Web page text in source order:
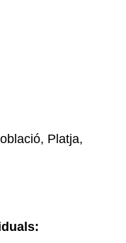
Platja,